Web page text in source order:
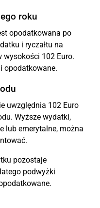
roku
opodatkowana po
i ryczałtu na
wysokości 102 Euro.
opodatkowane.
uwzględnia 102 Euro
Wyższe wydatki,
lub emerytalne, można
pozostaje
podwyżki